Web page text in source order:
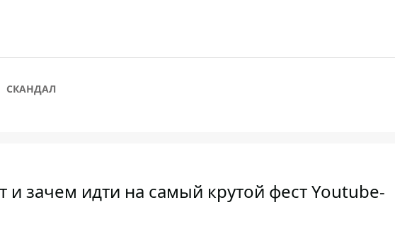
СКАНДАЛ
и зачем идти на самый крутой фест Youtube-